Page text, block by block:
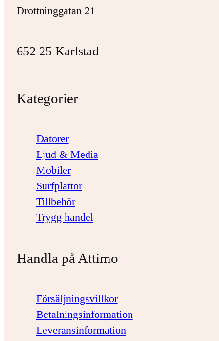
Drottninggatan 21
652 25 Karlstad
Kategorier
Datorer
Ljud & Media
Mobiler
Surfplattor
Tillbehör
Trygg handel
Handla på Attimo
Försäljningsvillkor
Betalningsinformation
Leveransinformation